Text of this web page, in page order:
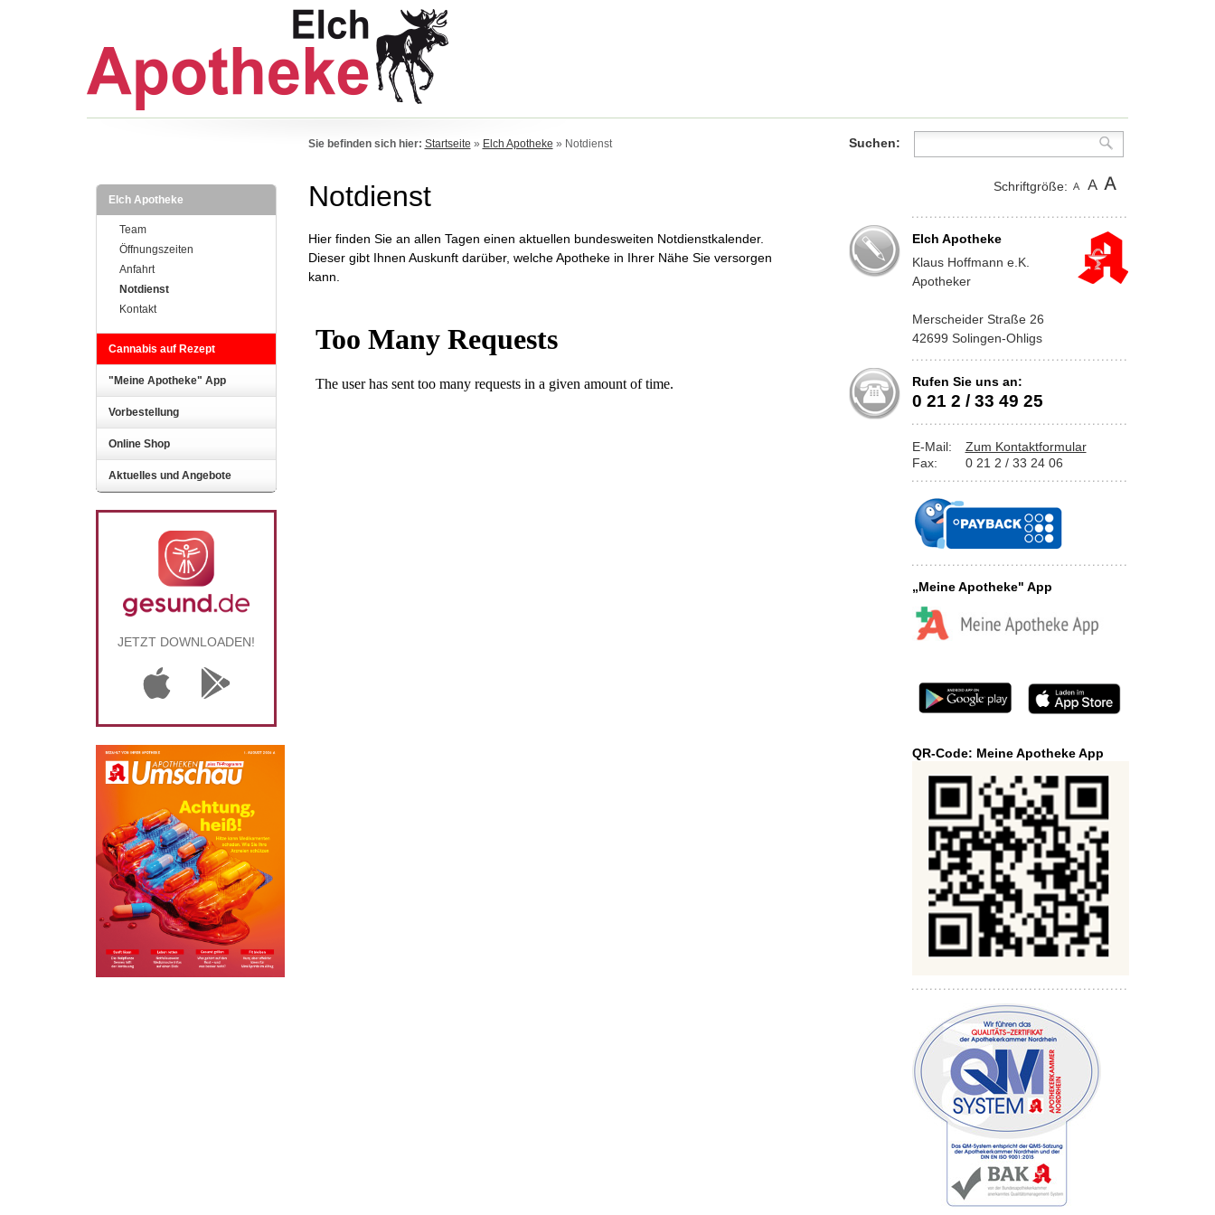
Elch Apotheke
Team
Öffnungszeiten
Anfahrt
Notdienst
Kontakt
Cannabis auf Rezept
"Meine Apotheke" App
Vorbestellung
Online Shop
Aktuelles und Angebote
JETZT DOWNLOADEN!
Sie befinden sich hier: Startseite » Elch Apotheke » Notdienst
Notdienst
Hier finden Sie an allen Tagen einen aktuellen bundesweiten Notdienstkalender.
Dieser gibt Ihnen Auskunft darüber, welche Apotheke in Ihrer Nähe Sie versorgen
kann.
Suchen:
Schriftgröße:
Elch Apotheke
Klaus Hoffmann e.K.
Apotheker
Merscheider Straße 26
42699 Solingen-Ohligs
Rufen Sie uns an:
0 21 2 / 33 49 25
E-Mail:
Zum Kontaktformular
Fax:
0 21 2 / 33 24 06
„Meine Apotheke" App
QR-Code: Meine Apotheke App